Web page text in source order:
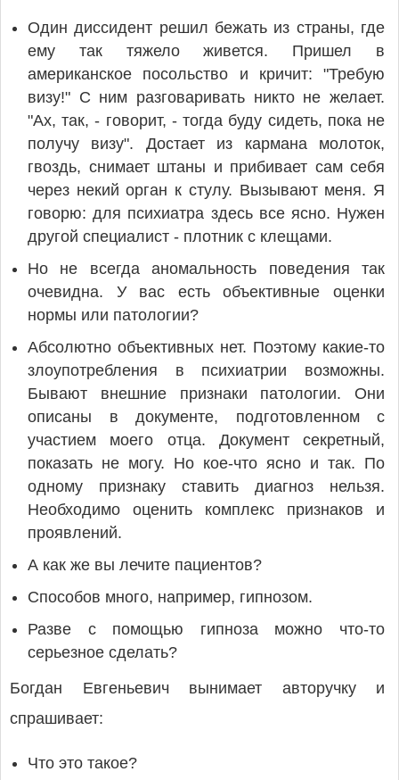
Один диссидент решил бежать из страны, где
ему так тяжело живется. Пришел в
американское посольство и кричит: "Требую
визу!" С ним разговаривать никто не желает.
"Ах, так, - говорит, - тогда буду сидеть, пока не
получу визу". Достает из кармана молоток,
гвоздь, снимает штаны и прибивает сам себя
через некий орган к стулу. Вызывают меня. Я
говорю: для психиатра здесь все ясно. Нужен
другой специалист - плотник с клещами.
Но не всегда аномальность поведения так
очевидна. У вас есть объективные оценки
нормы или патологии?
Абсолютно объективных нет. Поэтому какие-то
злоупотребления в психиатрии возможны.
Бывают внешние признаки патологии. Они
описаны в документе, подготовленном с
участием моего отца. Документ секретный,
показать не могу. Но кое-что ясно и так. По
одному признаку ставить диагноз нельзя.
Необходимо оценить комплекс признаков и
проявлений.
А как же вы лечите пациентов?
Способов много, например, гипнозом.
Разве с помощью гипноза можно что-то
серьезное сделать?
Богдан Евгеньевич вынимает авторучку и
спрашивает:
Что это такое?